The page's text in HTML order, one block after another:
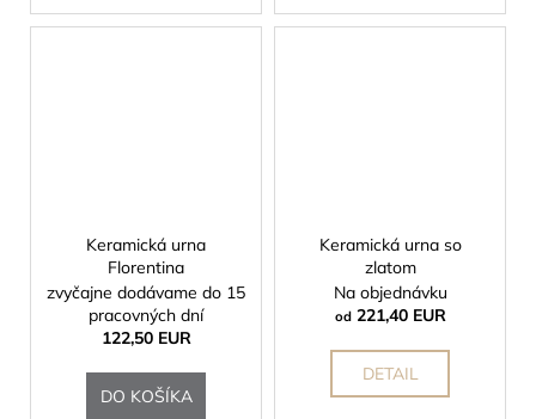
Keramická urna
Florentina
zvyčajne dodávame do 15
pracovných dní
122,50 EUR
DO KOŠÍKA
Keramická urna so
zlatom
Na objednávku
od221,40 EUR
DETAIL